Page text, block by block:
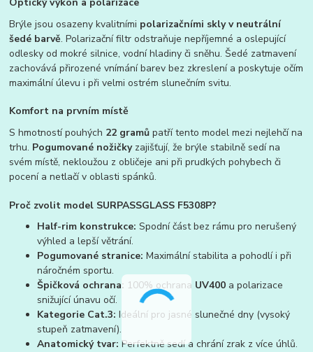
Brýle jsou osazeny kvalitními polarizačními skly v neutrální
šedé barvě. Polarizační filtr odstraňuje nepříjemné a oslepující
odlesky od mokré silnice, vodní hladiny či sněhu. Šedé zatmavení
zachovává přirozené vnímání barev bez zkreslení a poskytuje očím
maximální úlevu i při velmi ostrém slunečním svitu.
Komfort na prvním místě
S hmotností pouhých 22 gramů patří tento model mezi nejlehčí na
trhu. Pogumované nožičkyzajišťují, že brýle stabilně sedí na
svém místě, nekloužou z obličeje ani při prudkých pohybech či
pocení a netlačí v oblasti spánků.
Proč zvolit model SURPASSGLASS F5308P?
Half-rim konstrukce: Spodní část bez rámu pro nerušený
výhled a lepší větrání.
Pogumované stranice: Maximální stabilita a pohodlí i při
náročném sportu.
Špičková ochrana: 100% ochrana UV400 a polarizace
snižující únavu očí.
Kategorie Cat.3: Ideální pro jasné slunečné dny (vysoký
stupeň zatmavení).
Anatomický tvar: Perfektně sedí a chrání zrak z více úhlů.